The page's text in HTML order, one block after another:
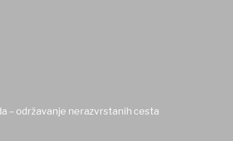
– održavanje nerazvrstanih cesta